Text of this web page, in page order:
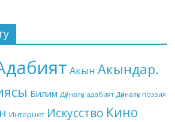
Акын Акындар.
Билим Дүйнөлүк адабият Дүйнөлүк поэзия
Интернет Искусство Кино